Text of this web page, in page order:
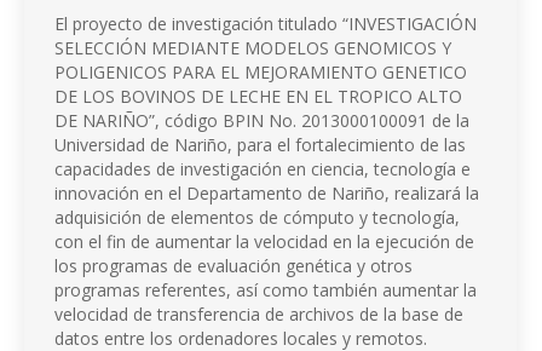
El proyecto de investigación titulado “INVESTIGACIÓN
SELECCIÓN MEDIANTE MODELOS GENOMICOS Y
POLIGENICOS PARA EL MEJORAMIENTO GENETICO
DE LOS BOVINOS DE LECHE EN EL TROPICO ALTO
DE NARIÑO”, código BPIN No. 2013000100091 de la
Universidad de Nariño, para el fortalecimiento de las
capacidades de investigación en ciencia, tecnología e
innovación en el Departamento de Nariño, realizará la
adquisición de elementos de cómputo y tecnología,
con el fin de aumentar la velocidad en la ejecución de
los programas de evaluación genética y otros
programas referentes, así como también aumentar la
velocidad de transferencia de archivos de la base de
datos entre los ordenadores locales y remotos.